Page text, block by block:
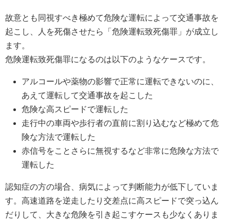
故意とも同視すべき極めて危険な運転によって交通事故を
起こし、人を死傷させたら「危険運転致死傷罪」が成立し
ます。
危険運転致死傷罪になるのは以下のようなケースです。
アルコールや薬物の影響で正常に運転できないのに、
あえて運転して交通事故を起こした
危険な高スピードで運転した
走行中の車両や歩行者の直前に割り込むなど極めて危
険な方法で運転した
赤信号をことさらに無視するなど非常に危険な方法で
運転した
認知症の方の場合、病気によって判断能力が低下していま
す。高速道路を逆走したり交差点に高スピードで突っ込ん
だりして、大きな危険を引き起こすケースも少なくありま